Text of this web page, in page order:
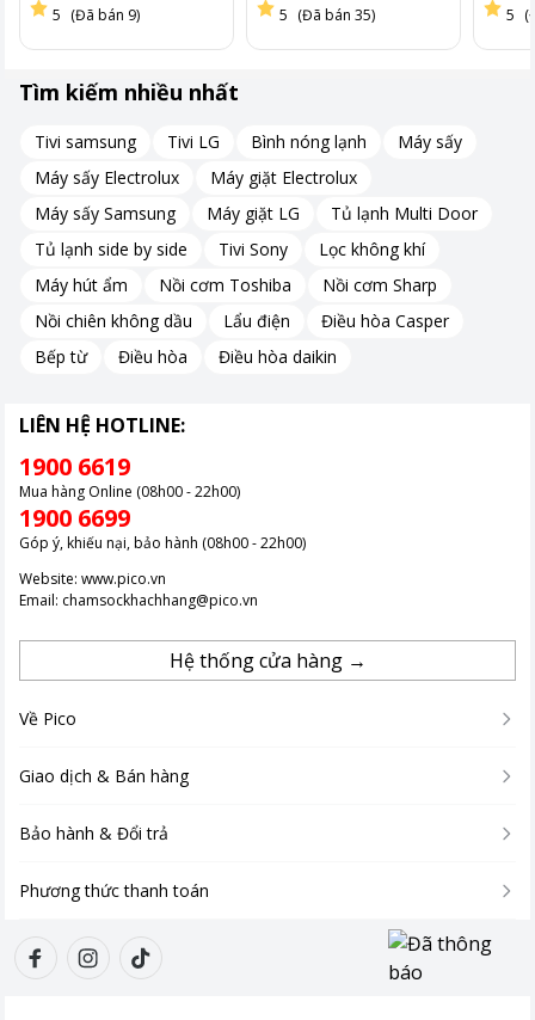
5 (Đã bán 9) 5 (Đã bán 35) 5
Tìm kiếm nhiều nhất
Tivi samsung Tivi LG Bình nóng lạnh
Máy sấy
Máy sấy Electrolux
Máy giặt Electrolux
Máy sấy Samsung
Máy giặt LG
Tủ lạnh Multi Door
Tủ lạnh side by side
Tivi Sony
Lọc không khí
Máy hút ẩm
Nồi cơm Toshiba
Nồi cơm Sharp
Nồi chiên không dầu
Lẩu điện
Điều hòa Casper
Bếp từ
Điều hòa Điều hòa daikin
LIÊN HỆ HOTLINE:
1900 6619
Mua hàng Online (08h00 - 22h00)
1900 6699
Góp ý, khiếu nại, bảo hành (08h00 - 22h00)
Website: www.pico.vn
Email: chamsockhachhang@pico.vn
Hệ thống cửa hàng →
Về Pico
Giao dịch & Bán hàng
Bảo hành & Đổi trả
Phương thức thanh toán